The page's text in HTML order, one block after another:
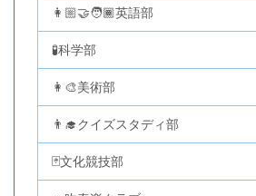
👩🏼‍🤝‍🧑🏾英語部
🧪科学部
👩‍🎨美術部
👨‍🎓クイズスタディ部
🃏文化競技部